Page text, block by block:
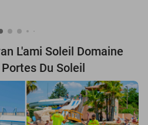
L'ami Soleil Domaine
Du Soleil